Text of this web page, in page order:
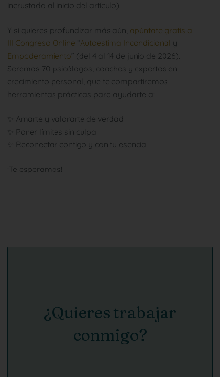
incrustado al inicio del artículo).
Y si quieres profundizar más aún, apúntate gratis al
III Congreso Online “Autoestima Incondicional y
Empoderamiento” (del 4 al 14 de junio de 2026).
Seremos 70 psicólogos, coaches y expertos en
crecimiento personal, que te compartiremos
herramientas prácticas para ayudarte a:
✨ Amarte y valorarte de verdad
✨ Poner límites sin culpa
✨ Reconectar contigo y con tu esencia
¡Te esperamos!
¿Quieres trabajar
conmigo?